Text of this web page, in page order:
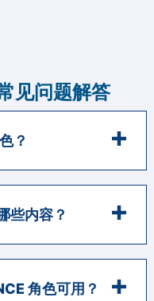
见问题解答
？
些内容？
角色可用？